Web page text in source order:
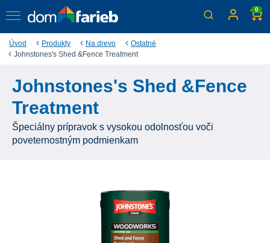
0
Úvod Produkty Na drevo
Ostatné
Johnstones's Shed &Fence Treatment
Johnstones's Shed &Fence
Treatment
Špeciálny prípravok s vysokou odolnosťou voči
poveternostným podmienkam